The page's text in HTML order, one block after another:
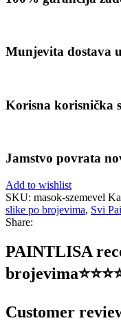
Munjevita dostava
Korisna korisnička
Jamstvo povrata
Add to wishlist
SKU: masok-szemevel
slike po brojevima, Svi
Share:
PAINTLISA
Customer